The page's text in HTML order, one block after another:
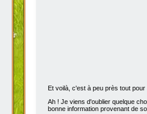
Et voilà, c'est à peu près tout
Ah ! Je viens d'oublier quelque
bonne information provenant de